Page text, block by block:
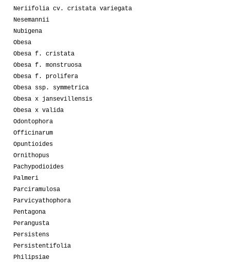
Neriifolia cv. cristata variegata
Nesemannii
Nubigena
Obesa
Obesa f. cristata
Obesa f. monstruosa
Obesa f. prolifera
Obesa ssp. symmetrica
Obesa x jansevillensis
Obesa x valida
Odontophora
Officinarum
Opuntioides
Ornithopus
Pachypodioides
Palmeri
Parciramulosa
Parvicyathophora
Pentagona
Perangusta
Persistens
Persistentifolia
Philipsiae